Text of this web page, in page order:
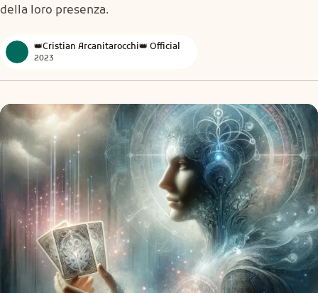
della loro presenza.
👑Cristian Arcanitarocchi👑 Official
2023